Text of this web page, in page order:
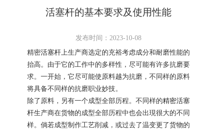
活塞杆的基本要求及使用性能
发布时间：2023-10-08
精密活塞杆上生产商选定的充裕考虑成分和耐磨性能的
抬高。由于它的工作中的多样性，尽可能有许多抗磨要
求。一开始，它尽可能使原料越为抗磨，不同样的原料
将具备不同样的抗磨职业妙技。
除了原料，另有一个成型全部历程。不同样的精密活塞
杆生产商在货物的成型全部历程中也会出現很大的不同
样。倘若成型制作工艺削减，或过去了温变更了货物的